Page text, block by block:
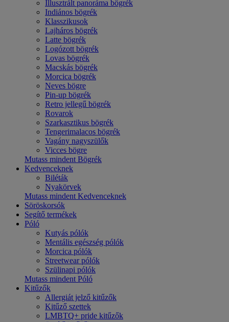
Illusztrált panoráma bögrék
Indiános bögrék
Klasszikusok
Lajháros bögrék
Latte bögrék
Logózott bögrék
Lovas bögrék
Macskás bögrék
Morcica bögrék
Neves bögre
Pin-up bögrék
Retro jellegű bögrék
Rovarok
Szarkasztikus bögrék
Tengerimalacos bögrék
Vagány nagyszülők
Vicces bögre
Mutass mindent Bögrék
Kedvenceknek
Biléták
Nyakörvek
Mutass mindent Kedvenceknek
Söröskorsók
Segítő termékek
Póló
Kutyás pólók
Mentális egészség pólók
Morcica pólók
Streetwear pólók
Szülinapi pólók
Mutass mindent Póló
Kitűzők
Allergiát jelző kitűzők
Kitűző szettek
LMBTQ+ pride kitűzők